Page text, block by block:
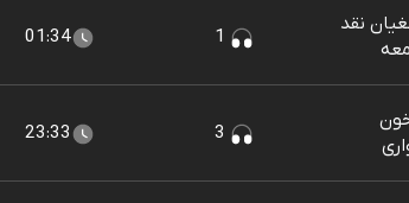
نقد
01:34
23:33